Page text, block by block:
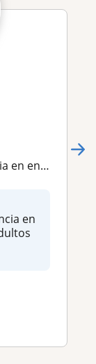
son muy entretenidas
en